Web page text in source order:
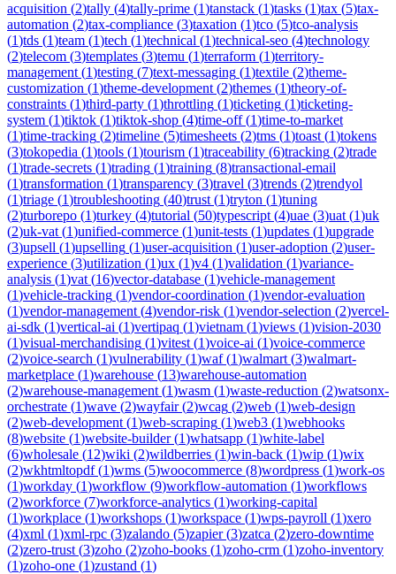
acquisition (2)tally (4)tally-prime (1)tanstack (1)tasks (1)tax (5)tax-
automation (2)tax-compliance (3)taxation (1)tco (5)tco-analysis
(1)tds (1)team (1)tech (1)technical (1)technical-seo (4)technology
(2)telecom (3)templates (3)temu (1)terraform (1)territory-
management (1)testing (7)text-messaging (1)textile (2)theme-
customization (1)theme-development (2)themes (1)theory-of-
constraints (1)third-party (1)throttling (1)ticketing (1)ticketing-
system (1)tiktok (1)tiktok-shop (4)time-off(1)time-to-market
(1)time-tracking (2)timeline (5)timesheets (2)tms (1)toast (1)tokens
(3)tokopedia (1)tools (1)tourism (1)traceability (6)tracking (2)trade
(1)trade-secrets (1)trading (1)training (8)transactional-email
(1)transformation (1)transparency (3)travel (3)trends (2)trendyol
(1)triage (1)troubleshooting (40)trust (1)tryton (1)tuning
(2)turborepo (1)turkey (4)tutorial (50)typescript (4)uae (3)uat (1)uk
(2)uk-vat (1)unified-commerce (1)unit-tests (1)updates (1)upgrade
(3)upsell (1)upselling (1)user-acquisition (1)user-adoption (2)user-
experience (3)utilization (1)ux (1)v4 (1)validation (1)variance-
analysis (1)vat (16)vector-database (1)vehicle-management
(1)vehicle-tracking (1)vendor-coordination (1)vendor-evaluation
(1)vendor-management (4)vendor-risk (1)vendor-selection (2)vercel-
ai-sdk (1)vertical-ai (1)vertipaq (1)vietnam (1)views (1)vision-2030
(1)visual-merchandising (1)vitest (1)voice-ai (1)voice-commerce
(2)voice-search (1)vulnerability (1)waf(1)walmart (3)walmart-
marketplace (1)warehouse (13)warehouse-automation
(2)warehouse-management (1)wasm (1)waste-reduction (2)watsonx-
orchestrate (1)wave (2)wayfair(2)wcag (2)web (1)web-design
(2)web-development (1)web-scraping (1)web3 (1)webhooks
(8)website (1)website-builder(1)whatsapp (1)white-label
(6)wholesale (12)wiki (2)wildberries (1)win-back (1)wip (1)wix
(2)wkhtmltopdf(1)wms (5)woocommerce (8)wordpress (1)work-os
(1)workday (1)workflow (9)workflow-automation (1)workflows
(2)workforce (7)workforce-analytics (1)working-capital
(1)workplace (1)workshops (1)workspace (1)wps-payroll (1)xero
(4)xml (1)xml-rpc (3)zalando (5)zapier(3)zatca (2)zero-downtime
(2)zero-trust (3)zoho (2)zoho-books (1)zoho-crm (1)zoho-inventory
(1)zoho-one (1)zustand (1)